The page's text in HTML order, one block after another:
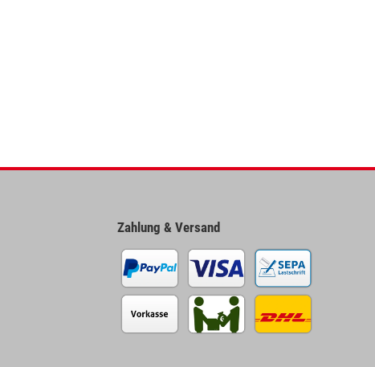
Zahlung & Versand